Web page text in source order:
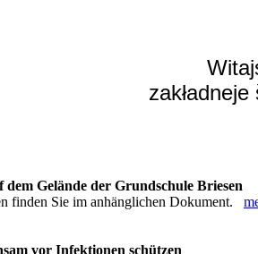
Gelände der Grundschule Briesen
finden Sie im anhänglichen Dokument.
vor Infektionen schützen